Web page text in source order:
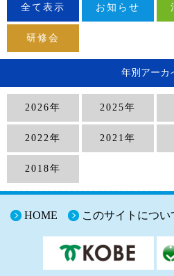
全て表示 お知らせ
研修会
年別アーカ
2026年 2025年
2022年 2021年
2018年
HOME このサイトについ